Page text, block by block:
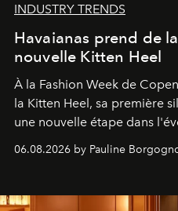
INDUSTRY TRENDS
Havaianas prend de
nouvelle Kitten Heel
À la Fashion Week de
la Kitten Heel, sa première
une nouvelle étape dans
06.08.2026 by Pauline